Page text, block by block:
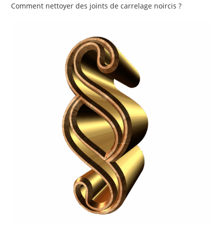
Comment nettoyer des joints de carrelage noircis ?